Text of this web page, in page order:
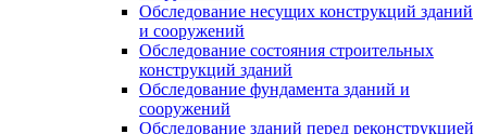
Обследование несущих конструкций зданий
и сооружений
Обследование состояния строительных
конструкций зданий
Обследование фундамента зданий и
сооружений
Обследование зданий перед реконструкцией